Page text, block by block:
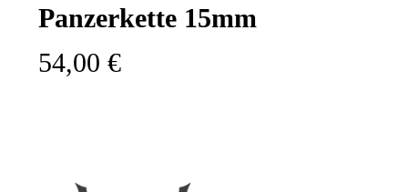
Panzerkette 15mm
54,00 €